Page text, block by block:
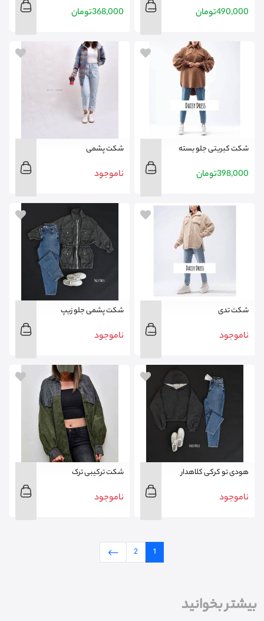
490,000تومان 368,000تومان
شکت کبریتی جلو بسته
398,000تومان
شکت پشمی
ناموجود
شکت تدی
ناموجود
شکت پشمی جلو زیپ
ناموجود
هودی تو کرکی کلاهدار
ناموجود
شکت ترکیبی ترک
ناموجود
1
2
بیشتر بخوانید